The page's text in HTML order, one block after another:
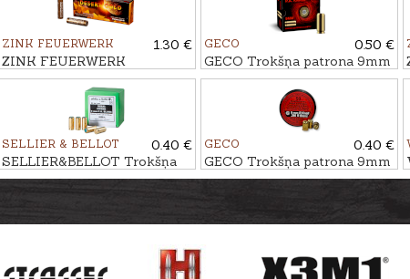
ZINK FEUERWERK
1.30 €
ZINK FEUERWERK
Signālraķete DESERT GOLD,
GECO
0.50 €
GECO Trokšņa patrona 9mm
P.A.K.
SELLIER & BELLOT
0.40 €
SELLIER&BELLOT Trokšņa
patrona 9mm P.A.K
GECO
0.40 €
GECO Trokšņa patrona 9mm
R BLANK NITRO